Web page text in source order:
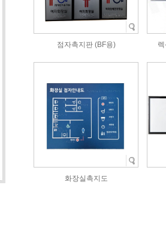
점자촉지판 (BF용)
화장실촉지도